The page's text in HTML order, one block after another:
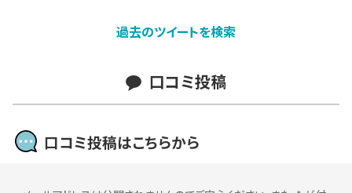
過去のツイートを検索
口コミ投稿
口コミ投稿はこちらから